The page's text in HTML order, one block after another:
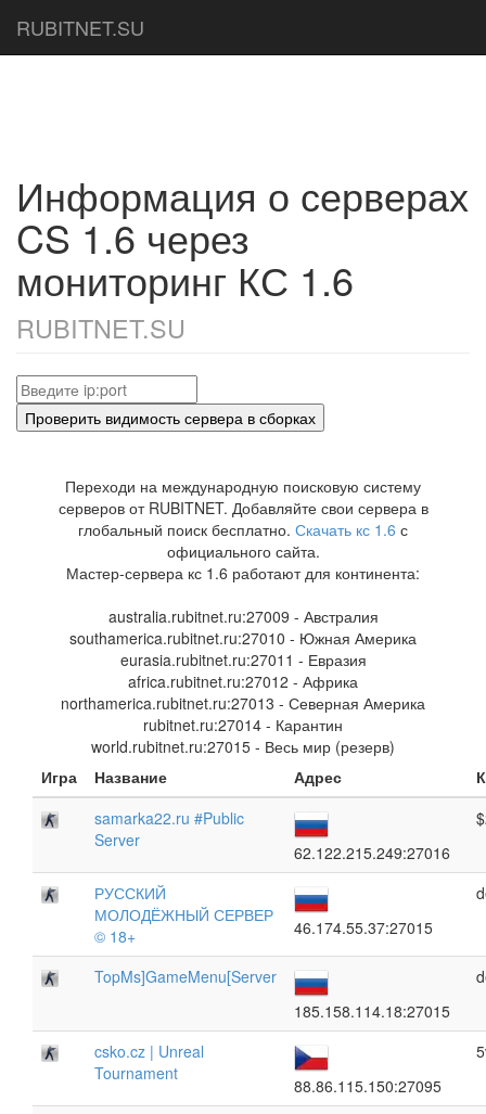
RUBITNET.SU
Информация о серверах
CS 1.6 через
мониторинг КС 1.6
RUBITNET.SU
Проверить видимость сервера в сборках
Переходи на международную поисковую систему
серверов от RUBITNET. Добавляйте свои сервера в
глобальный поиск бесплатно. Скачать кс 1.6 с
официального сайта.
Мастер-сервера кс 1.6 работают для континента:
australia.rubitnet.ru:27009 - Австралия
southamerica.rubitnet.ru:27010 - Южная Америка
eurasia.rubitnet.ru:27011 - Евразия
africa.rubitnet.ru:27012 - Африка
northamerica.rubitnet.ru:27013 - Северная Америка
rubitnet.ru:27014 - Карантин
world.rubitnet.ru:27015 - Весь мир (резерв)
Игра
Название Адрес
samarka22.ru #Public
Server
62.122.215.249:27016
РУССКИЙ
МОЛОДЁЖНЫЙ СЕРВЕР
© 18+
46.174.55.37:27015
TopMs]GameMenu[Server
185.158.114.18:27015
csko.cz | Unreal
Tournament
88.86.115.150:27095